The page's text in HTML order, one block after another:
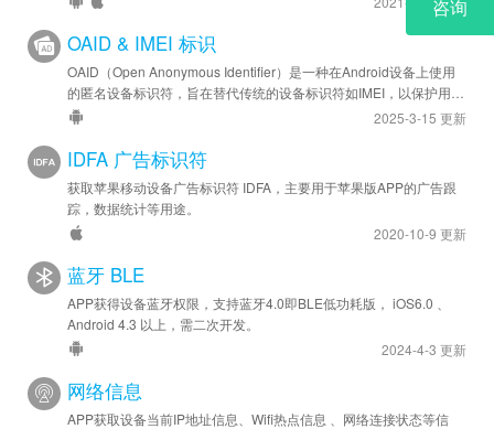
OAID & IMEI 标识
OAID（Open Anonymous Identifier）是一种在Android设备上使用
的匿名设备标识符，旨在替代传统的设备标识符如IMEI，以保护用户
隐私。
2025-3-15 更新
IDFA 广告标识符
获取苹果移动设备广告标识符 IDFA，主要用于苹果版APP的广告跟
踪，数据统计等用途。
2020-10-9 更新
蓝牙 BLE
APP获得设备蓝牙权限，支持蓝牙4.0即BLE低功耗版， iOS6.0 、
Android 4.3 以上，需二次开发。
2024-4-3 更新
网络信息
APP获取设备当前IP地址信息、Wifi热点信息 、网络连接状态等信